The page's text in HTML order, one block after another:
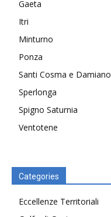
Gaeta
Itri
Minturno
Ponza
Santi Cosma e Damiano
Sperlonga
Spigno Saturnia
Ventotene
Categories
Eccellenze Territoriali